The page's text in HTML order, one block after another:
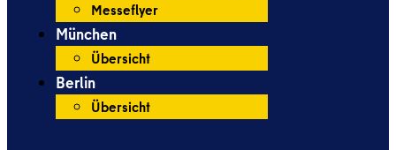
Messeflyer
München
Übersicht
Berlin
Übersicht